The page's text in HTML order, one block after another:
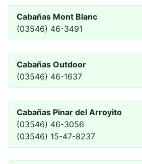
Cabañas Mont Blanc
(03546) 46-3491
Cabañas Outdoor
(03546) 46-1637
Cabañas Pinar del Arroyito
(03546) 46-3056
(03546) 15-47-8237